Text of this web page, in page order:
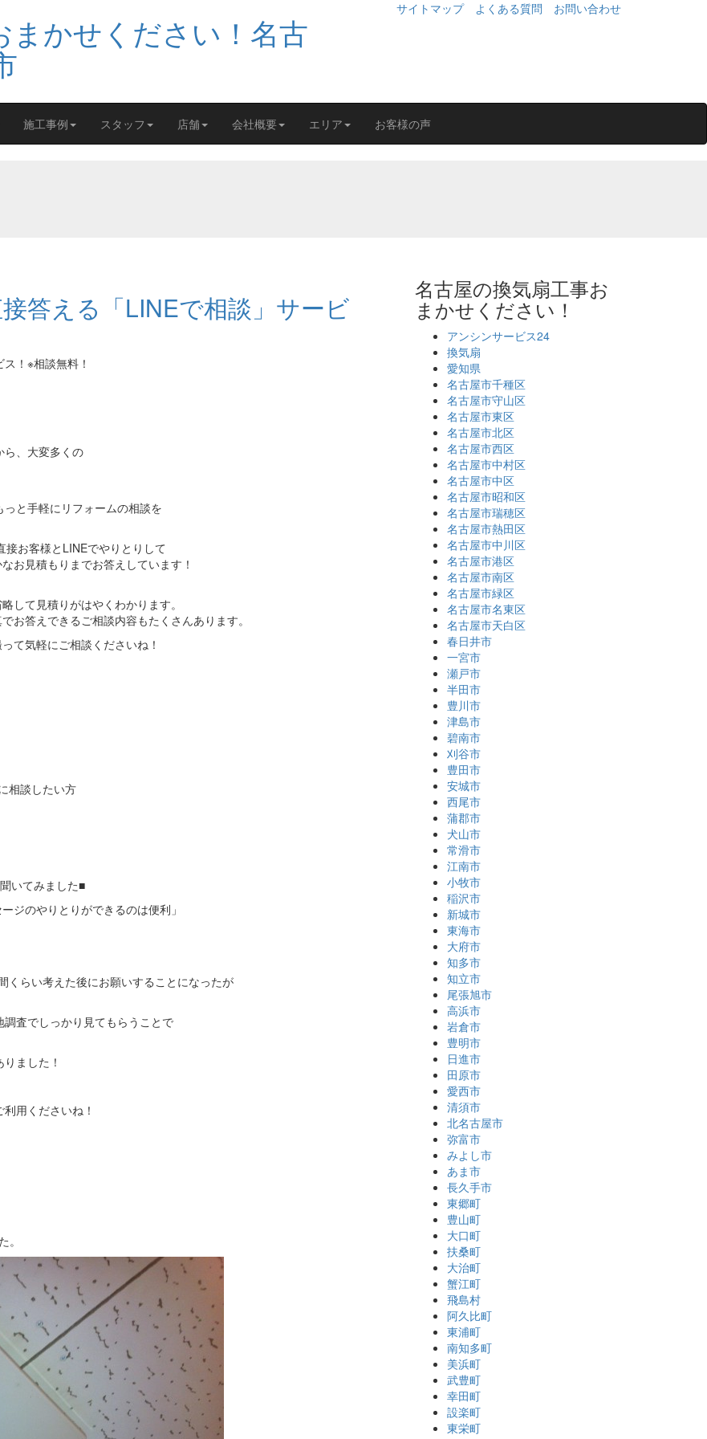
サイトマップ よくある質問 お問い合わせ
施工事例 スタッフ 店舗 会社概要 エリア お客様の声
答える「LINEで相談」サービ
！※相談無料！
ら、大変多くの
と手軽にリフォームの相談を
お客様とLINEでやりとりして
お見積もりまでお答えしています！
して見積りがはやくわかります。
お答えできるご相談内容もたくさんあります。
て気軽にご相談くださいね！
相談したい方
いてみました■
ジのやりとりができるのは便利」
くらい考えた後にお願いすることになったが
調査でしっかり見てもらうことで
ました！
用くださいね！
。
名古屋の換気扇工事お
まかせください！
アンシンサービス24
換気扇
愛知県
名古屋市千種区
名古屋市守山区
名古屋市東区
名古屋市北区
名古屋市西区
名古屋市中村区
名古屋市中区
名古屋市昭和区
名古屋市瑞穂区
名古屋市熱田区
名古屋市中川区
名古屋市港区
名古屋市南区
名古屋市緑区
名古屋市名東区
名古屋市天白区
春日井市
一宮市
瀬戸市
半田市
豊川市
津島市
碧南市
刈谷市
豊田市
安城市
西尾市
蒲郡市
犬山市
常滑市
江南市
小牧市
稲沢市
新城市
東海市
大府市
知多市
知立市
尾張旭市
高浜市
岩倉市
豊明市
日進市
田原市
愛西市
清須市
北名古屋市
弥富市
みよし市
あま市
長久手市
東郷町
豊山町
大口町
扶桑町
大治町
蟹江町
飛島村
阿久比町
東浦町
南知多町
美浜町
武豊町
幸田町
設楽町
東栄町